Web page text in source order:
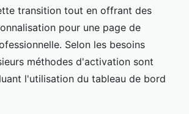
transition tout en offrant des
pour une page de
Selon les besoins
méthodes d'activation sont
l'utilisation du tableau de bord